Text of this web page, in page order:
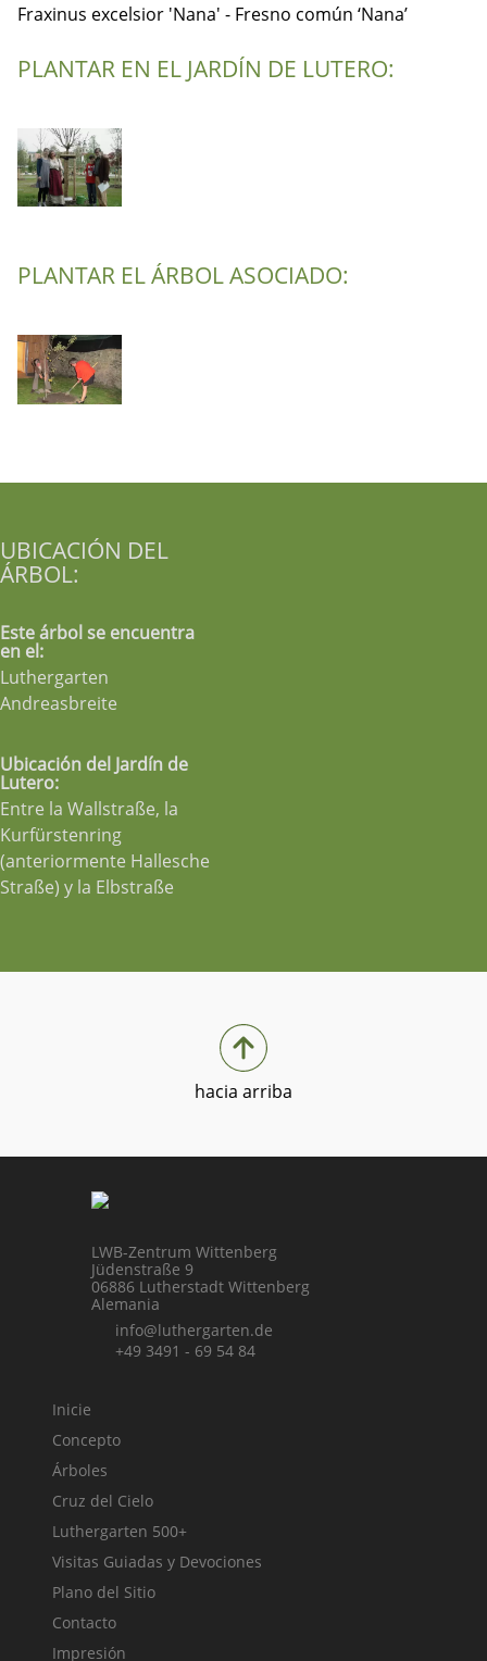
Fraxinus excelsior 'Nana' - Fresno común ‘Nana’
PLANTAR EN EL JARDÍN DE LUTERO:
PLANTAR EL ÁRBOL ASOCIADO:
UBICACIÓN DEL
ÁRBOL:
Este árbol se encuentra
en el:
Luthergarten
Andreasbreite
Ubicación del Jardín de
Lutero:
Entre la Wallstraße, la
Kurfürstenring
(anteriormente Hallesche
Straße) y la Elbstraße
hacia arriba
LWB-Zentrum Wittenberg
Jüdenstraße 9
06886 Lutherstadt Wittenberg
Alemania
info@luthergarten.de
+49 3491 - 69 54 84
Inicie
Concepto
Árboles
Cruz del Cielo
Luthergarten 500+
Visitas Guiadas y Devociones
Plano del Sitio
Contacto
Impresión